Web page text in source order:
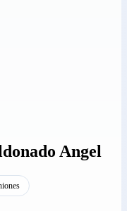
Angel